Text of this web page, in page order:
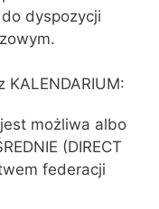
dyspozycji
KALENDARIUM:
możliwa albo
(DIRECT
federacji